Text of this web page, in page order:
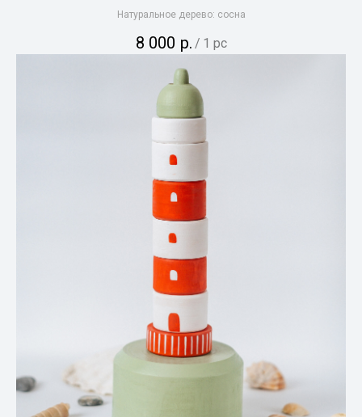
Натуральное дерево: сосна
8 000 р. / 1 pc